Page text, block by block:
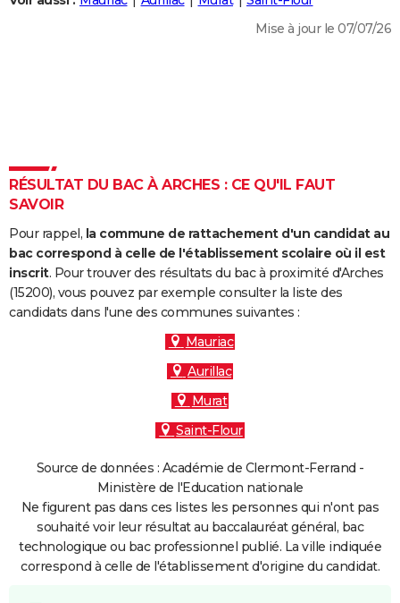
DICTIONNAIRE
Dictionnaire
Biographies
Citations
Expressions
Proverbes
PROGRAMME TV
COPAINS D'AVANT
S'inscrire
Se connecter
Lycées
Collèges
Primaires
Universités
Entreprises
Service militaire
Avis de recherche
AVIS DE DÉCÈS
FORUM
Mise à jour le 07/07/26
RÉSULTAT DU BAC À ARCHES : CE QU'IL FAUT
SAVOIR
Pour rappel, la commune de rattachement d'un candidat au
bac correspond à celle de l'établissement scolaire où il est
inscrit. Pour trouver des résultats du bac à proximité d'Arches
(15200), vous pouvez par exemple consulter la liste des
candidats dans l'une des communes suivantes :
Mauriac
Aurillac
Murat
Saint-Flour
Source de données : Académie de Clermont-Ferrand -
Ministère de l'Education nationale
Ne figurent pas dans ces listes les personnes qui n'ont pas
souhaité voir leur résultat au baccalauréat général, bac
technologique ou bac professionnel publié. La ville indiquée
correspond à celle de l'établissement d'origine du candidat.